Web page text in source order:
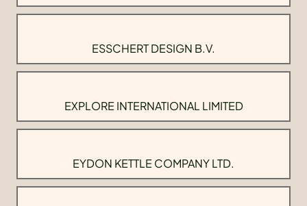
ESSCHERT DESIGN B.V.
EXPLORE INTERNATIONAL LIMITED
EYDON KETTLE COMPANY LTD.